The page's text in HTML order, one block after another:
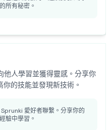
所有秘密。
他人學習並獲得靈感。分享你
的技能並發現新技術。
愛好者聯繫。分享你的
驗中學習。